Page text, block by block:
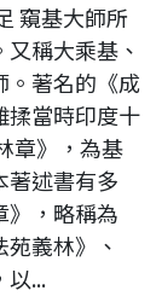
窺基大師所
稱大乘基、
。著名的《成
揉當時印度十
章》，為基
著述書有多
》，略稱為
義林》、
以...